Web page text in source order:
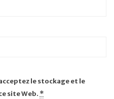
le stockage et le
site Web. *